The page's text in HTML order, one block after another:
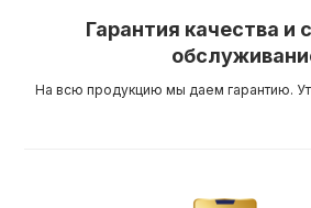
Гарантия качества и
На всю продукцию мы даем гарантию.